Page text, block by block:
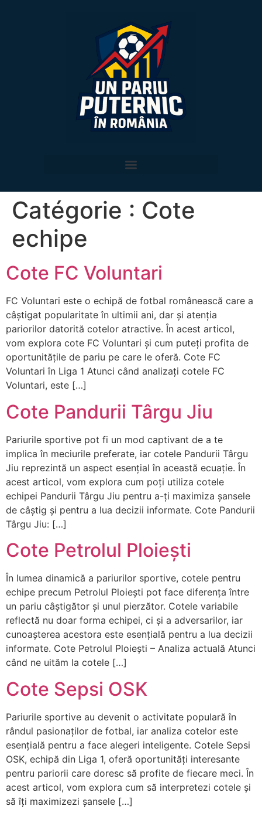
Catégorie : Cote
echipe
Cote FC Voluntari
FC Voluntari este o echipă de fotbal românească care a
câștigat popularitate în ultimii ani, dar și atenția
pariorilor datorită cotelor atractive. În acest articol,
vom explora cote FC Voluntari și cum puteți profita de
oportunitățile de pariu pe care le oferă. Cote FC
Voluntari în Liga 1 Atunci când analizați cotele FC
Voluntari, este […]
Cote Pandurii Târgu Jiu
Pariurile sportive pot fi un mod captivant de a te
implica în meciurile preferate, iar cotele Pandurii Târgu
Jiu reprezintă un aspect esențial în această ecuație. În
acest articol, vom explora cum poți utiliza cotele
echipei Pandurii Târgu Jiu pentru a-ți maximiza șansele
de câștig și pentru a lua decizii informate. Cote Pandurii
Târgu Jiu: […]
Cote Petrolul Ploiești
În lumea dinamică a pariurilor sportive, cotele pentru
echipe precum Petrolul Ploiești pot face diferența între
un pariu câștigător și unul pierzător. Cotele variabile
reflectă nu doar forma echipei, ci și a adversarilor, iar
cunoașterea acestora este esențială pentru a lua decizii
informate. Cote Petrolul Ploiești – Analiza actuală Atunci
când ne uităm la cotele […]
Cote Sepsi OSK
Pariurile sportive au devenit o activitate populară în
rândul pasionaților de fotbal, iar analiza cotelor este
esențială pentru a face alegeri inteligente. Cotele Sepsi
OSK, echipă din Liga 1, oferă oportunități interesante
pentru pariorii care doresc să profite de fiecare meci. În
acest articol, vom explora cum să interpretezi cotele și
să îți maximizezi șansele […]